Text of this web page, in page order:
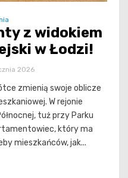
z widokiem
w Łodzi!
2026
zmienią swoje oblicze
W rejonie
tuż przy Parku
który ma
mieszkańców, jak...